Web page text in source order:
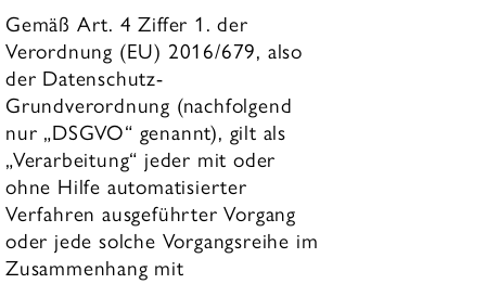
Gemäß Art. 4 Ziffer 1. der
Verordnung (EU) 2016/679, also
der Datenschutz-
Grundverordnung (nachfolgend
nur „DSGVO“ genannt), gilt als
„Verarbeitung“ jeder mit oder
ohne Hilfe automatisierter
Verfahren ausgeführter Vorgang
oder jede solche Vorgangsreihe im
Zusammenhang mit